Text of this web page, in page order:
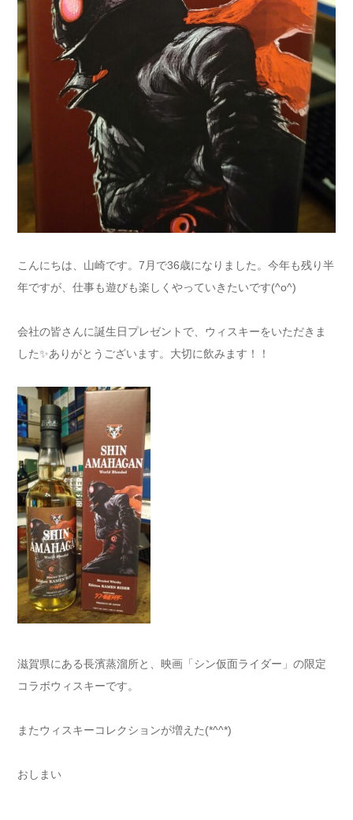
こんにちは、山崎です。7月で36歳になりました。今年も残り半
年ですが、仕事も遊びも楽しくやっていきたいです(^o^)
会社の皆さんに誕生日プレゼントで、ウィスキーをいただきま
した✨ありがとうございます。大切に飲みます！！
滋賀県にある長濱蒸溜所と、映画「シン仮面ライダー」の限定
コラボウィスキーです。
またウィスキーコレクションが増えた(*^^*)
おしまい